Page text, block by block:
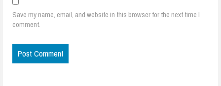
Save my name, email, and website in this browser for the next time I
comment.